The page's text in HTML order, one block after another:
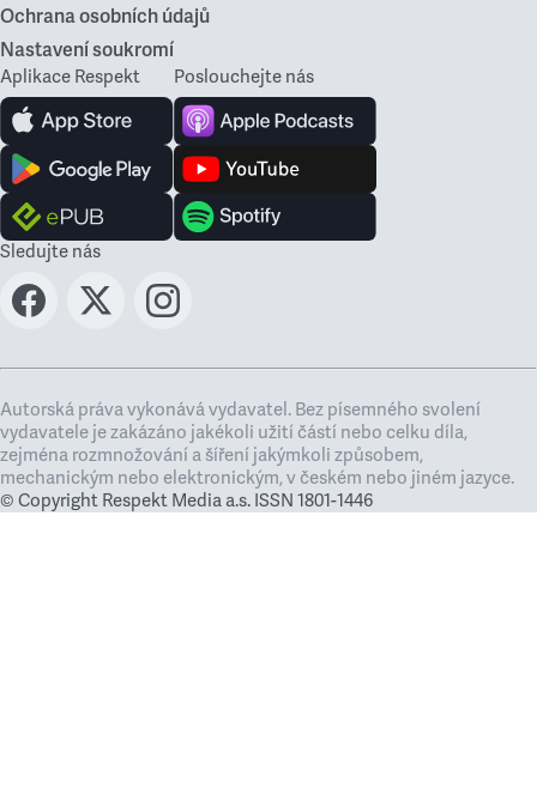
Ochrana osobních údajů
Nastavení soukromí
Aplikace Respekt Poslouchejte nás
Sledujte nás
Autorská práva vykonává vydavatel. Bez písemného svolení
vydavatele je zakázáno jakékoli užití částí nebo celku díla,
zejména rozmnožování a šíření jakýmkoli způsobem,
mechanickým nebo elektronickým, v českém nebo jiném jazyce.
© Copyright Respekt Media a.s. ISSN 1801-1446